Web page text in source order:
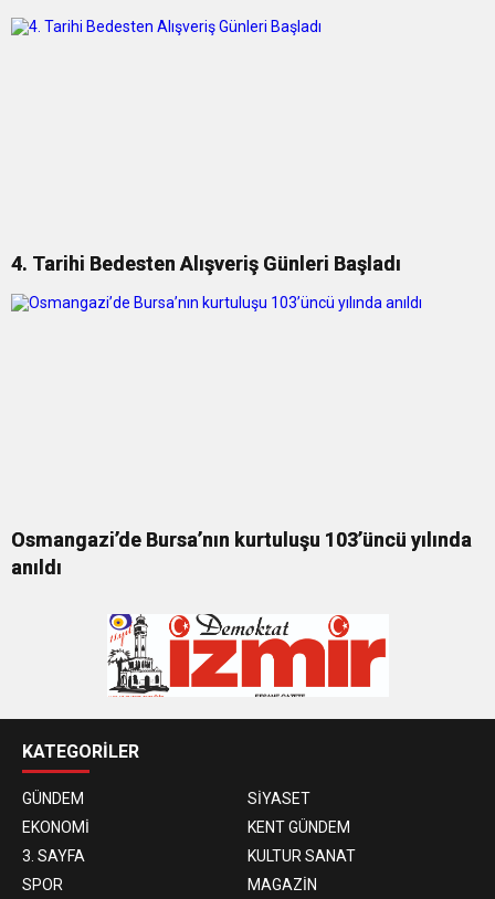
4. Tarihi Bedesten Alışveriş Günleri Başladı
Osmangazi’de Bursa’nın kurtuluşu 103’üncü yılında
anıldı
KATEGORİLER
GÜNDEM
SİYASET
EKONOMİ
KENT GÜNDEM
3. SAYFA
KULTUR SANAT
SPOR
MAGAZİN